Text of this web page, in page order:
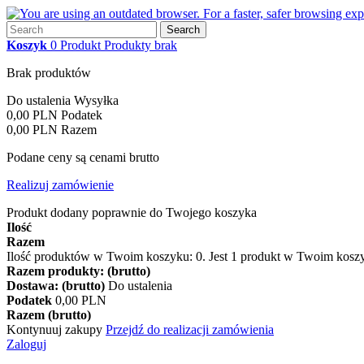
Search
Koszyk 0 Produkt Produkty brak
Brak produktów
Do ustalenia Wysyłka
0,00 PLN Podatek
0,00 PLN Razem
Podane ceny są cenami brutto
Realizuj zamówienie
Produkt dodany poprawnie do Twojego koszyka
Ilość
Razem
Ilość produktów w Twoim koszyku: 0. Jest 1 produkt w Twoim
Razem produkty: (brutto)
Dostawa: (brutto) Do ustalenia
Podatek 0,00 PLN
Razem (brutto)
Kontynuuj zakupy Przejdź do realizacji zamówienia
Zaloguj